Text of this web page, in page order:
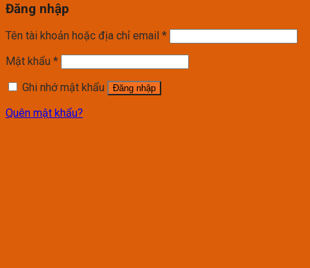
Đăng nhập
Tên tài khoản hoặc địa chỉ email *
Mật khẩu *
Ghi nhớ mật khẩu
Đăng nhập
Quên mật khẩu?